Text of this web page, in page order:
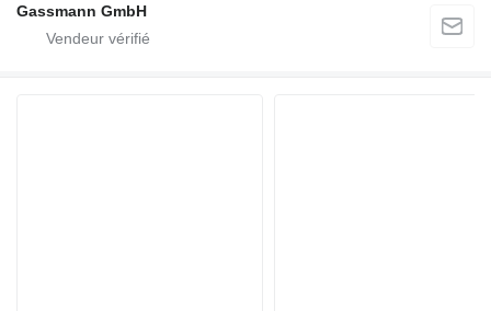
Gassmann GmbH